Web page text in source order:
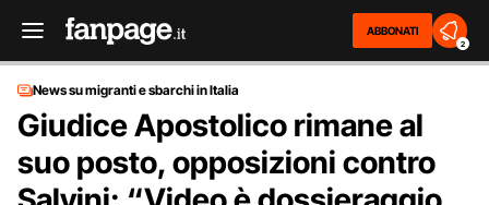
ABBONATI
2
News su migranti e sbarchi in Italia
Giudice Apostolico rimane al
suo posto, opposizioni contro